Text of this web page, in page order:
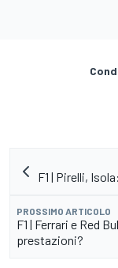
F1 | Pirelli,
PROSSIMO ARTICOLO
F1 | Ferrari e Red
prestazioni?